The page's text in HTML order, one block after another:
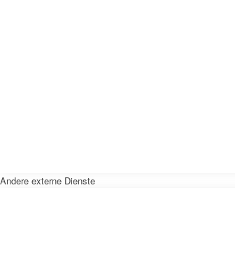
Andere externe Dienste